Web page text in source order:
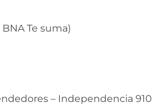
Te suma)
– Independencia 910